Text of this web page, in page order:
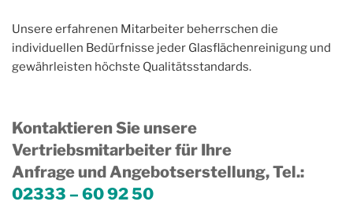
Unsere erfahrenen Mitarbeiter beherrschen die
individuellen Bedürfnisse jeder Glasflächenreinigung und
gewährleisten höchste Qualitätsstandards.
Kontaktieren Sie unsere
Vertriebsmitarbeiter für Ihre
Anfrage und Angebotserstellung, Tel.:
02333 – 60 92 50